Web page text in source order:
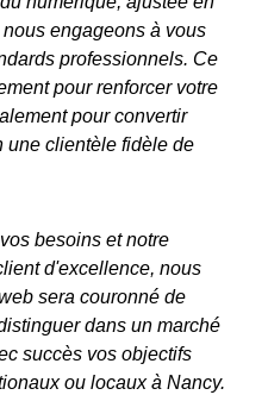
engageons à vous
professionnels. Ce
pour renforcer votre
pour convertir
une clientèle fidèle de
besoins et notre
d'excellence, nous
sera couronné de
dans un marché
succès vos objectifs
ou locaux à Nancy.